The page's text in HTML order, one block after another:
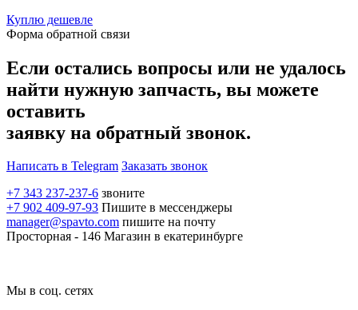
Куплю дешевле
Форма обратной связи
Если остались вопросы или не удалось
найти нужную запчасть, вы можете
оставить
заявку на обратный звонок.
Написать в Telegram Заказать звонок
+7 343 237-237-6 звоните
+7 902 409-97-93 Пишите в мессенджеры
manager@spavto.com пишите на почту
Просторная - 146 Магазин в екатеринбурге
Мы в соц. сетях